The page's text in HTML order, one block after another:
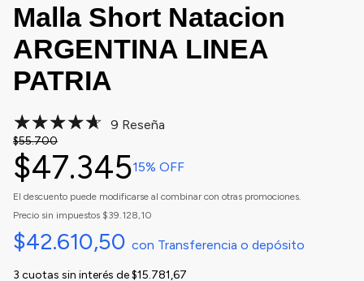
Malla Short Natacion
ARGENTINA LINEA
PATRIA
9 Reseña
$55.700
$47.34515% OFF
El descuento puede modificarse al combinar con otras promociones.
Precio sin impuestos $39.128,10
$42.610,50 con Transferencia o depósito
3 cuotas sin interés de$15.781,67